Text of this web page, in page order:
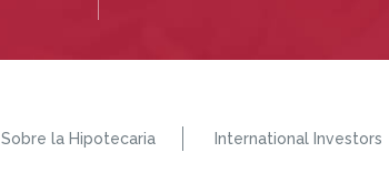
Sobre la Hipotecaria International Investors